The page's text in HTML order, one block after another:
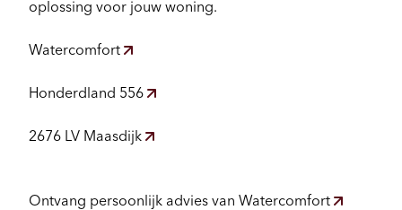
oplossing voor jouw woning.
Watercomfort
Honderdland 556
2676 LV Maasdijk
Ontvang persoonlijk advies van Watercomfort